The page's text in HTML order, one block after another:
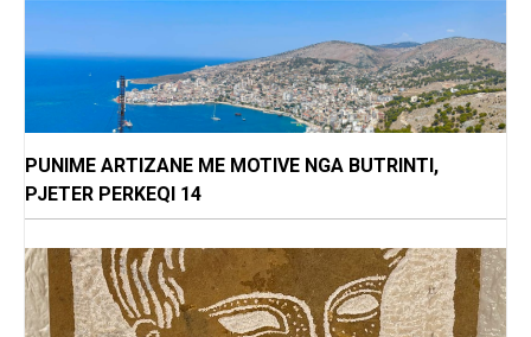
PUNIME ARTIZANE ME MOTIVE NGA BUTRINTI,
PJETER PERKEQI 14